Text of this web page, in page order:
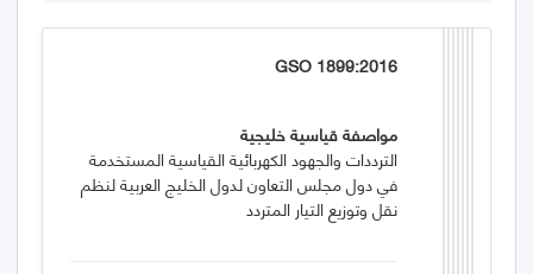
GSO 1899:2016
مواصفة قياسية خليجية
الترددات والجهود الكهربائية القياسية المستخدمة
في دول مجلس التعاون لدول الخليج العربية لنظم
نقل وتوزيع التيار المتردد